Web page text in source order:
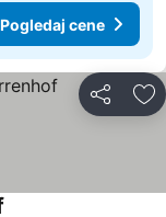
Pogledaj cene
Deli